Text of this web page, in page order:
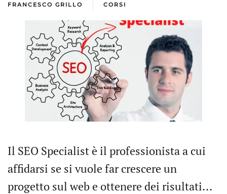
FRANCESCO GRILLO CORSI
Il SEO Specialist è il professionista a cui
affidarsi se si vuole far crescere un
progetto sul web e ottenere dei risultati...